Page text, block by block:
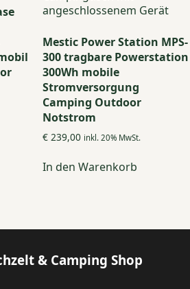
auf
gewählt
Mestic Power Station MPS-
300 tragbare Powerstation
300Wh mobile
Stromversorgung
Camping Outdoor
Notstrom
€239,00 inkl. 20% MwSt.
In den Warenkorb
& Camping Shop